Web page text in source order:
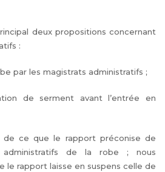
deux propositions concernant
:
par les magistrats administratifs ;
de serment avant l’entrée en
de ce que le rapport préconise de
de la robe ; nous
rapport laisse en suspens celle de